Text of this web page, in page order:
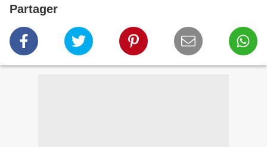
Partager